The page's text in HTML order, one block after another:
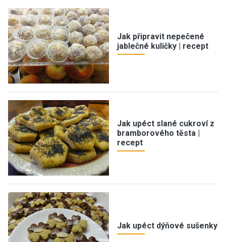
Jak připravit nepečené
jablečné kuličky | recept
Jak upéct slané cukroví z
bramborového těsta |
recept
Jak upéct dýňové sušenky